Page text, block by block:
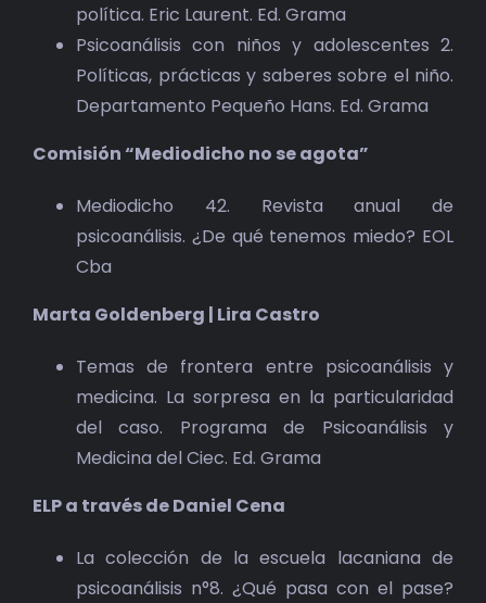
política. Eric Laurent. Ed. Grama
Psicoanálisis con niños y adolescentes 2.
Políticas, prácticas y saberes sobre el niño.
Departamento Pequeño Hans. Ed. Grama
Comisión “Mediodicho no se agota”
Mediodicho 42. Revista anual de
psicoanálisis. ¿De qué tenemos miedo? EOL
Cba
Marta Goldenberg | Lira Castro
Temas de frontera entre psicoanálisis y
medicina. La sorpresa en la particularidad
del caso. Programa de Psicoanálisis y
Medicina del Ciec. Ed. Grama
ELP a través de Daniel Cena
La colección de la escuela lacaniana de
psicoanálisis n°8. ¿Qué pasa con el pase?